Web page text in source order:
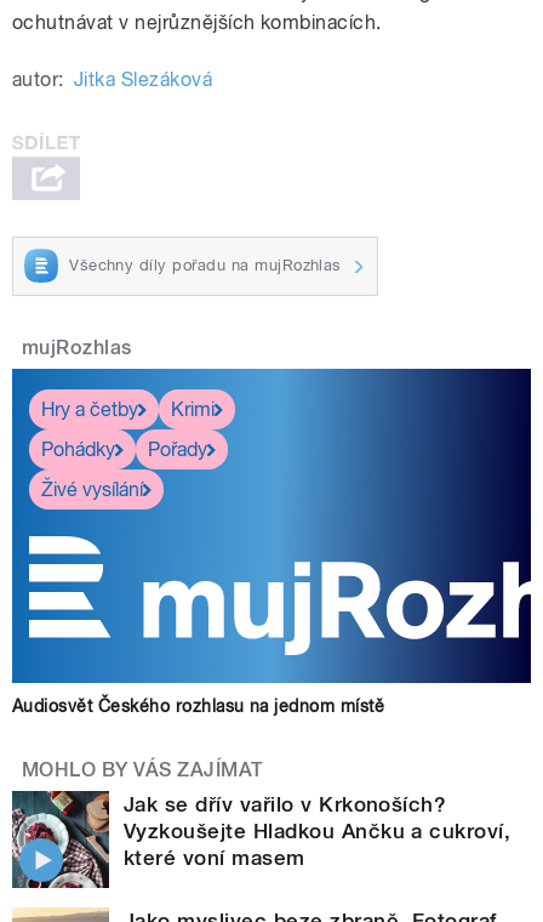
ochutnávat v nejrůznějších kombinacích.
autor: Jitka Slezáková
Všechny díly pořadu na mujRozhlas
mujRozhlas
Hry a četby
Krimi
Pohádky
Pořady
Živé vysílání
Audiosvět Českého rozhlasu na jednom místě
MOHLO BY VÁS ZAJÍMAT
Jak se dřív vařilo v Krkonoších?
Vyzkoušejte Hladkou Ančku a cukroví,
které voní masem